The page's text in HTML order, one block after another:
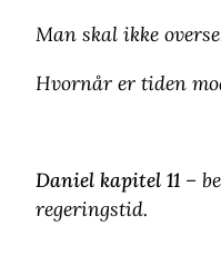
Man skal ikke
Hvornår er tiden
Daniel kapitel 11 –
regeringstid.